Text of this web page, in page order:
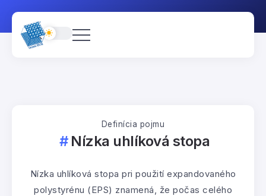
Definícia pojmu
Nízka uhlíková stopa
Nízka uhlíková stopa pri použití expandovaného
polystyrénu (EPS) znamená, že počas celého